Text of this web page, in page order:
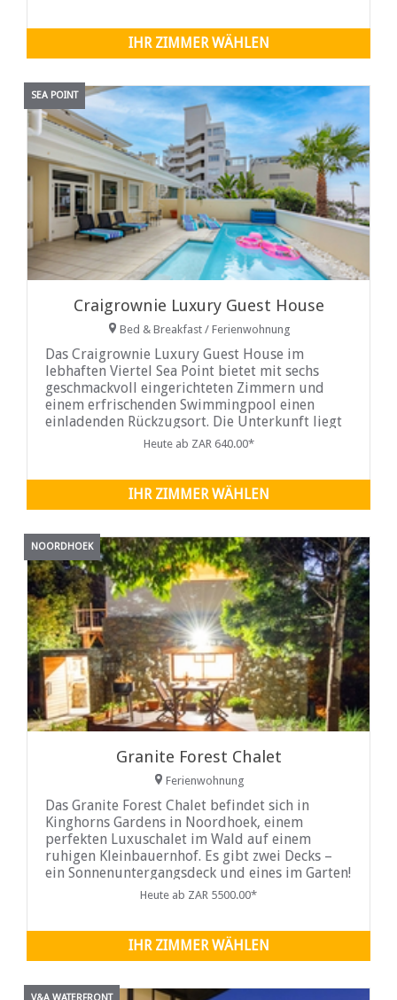
alles mit atemberaubendem Meerblick.
IHR ZIMMER WÄHLEN
SEA POINT
Craigrownie Luxury Guest House
Bed & Breakfast / Ferienwohnung
Das Craigrownie Luxury Guest House im
lebhaften Viertel Sea Point bietet mit sechs
geschmackvoll eingerichteten Zimmern und
einem erfrischenden Swimmingpool einen
einladenden Rückzugsort. Die Unterkunft liegt
nur 10 Fahrminuten vom Two Oceans
Sehenswürdigkeiten.
Heute ab ZAR 640.00*
IHR ZIMMER WÄHLEN
NOORDHOEK
Granite Forest Chalet
Ferienwohnung
Das Granite Forest Chalet befindet sich in
Kinghorns Gardens in Noordhoek, einem
perfekten Luxuschalet im Wald auf einem
ruhigen Kleinbauernhof. Es gibt zwei Decks –
ein Sonnenuntergangsdeck und eines im Garten!
Vollständige Strom- und Wasser-Backup-
Heute ab ZAR 5500.00*
IHR ZIMMER WÄHLEN